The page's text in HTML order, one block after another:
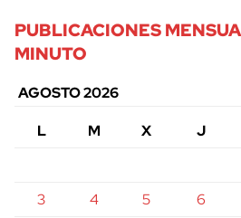
PUBLICACIONES
MINUTO
AGOSTO 2026
L
M X J
3
4 5 6